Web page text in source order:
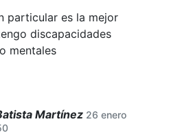
particular es la mejor
discapacidades
mentales
Martínez 26 enero